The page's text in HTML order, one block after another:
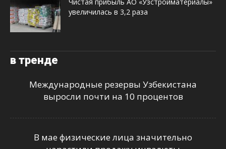
Чистая прибыль АО «Узстройматериалы»
увеличилась в 3,2 раза
в тренде
Международные резервы Узбекистана
выросли почти на 10 процентов
В мае физические лица значительно